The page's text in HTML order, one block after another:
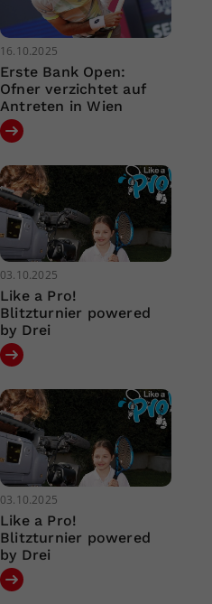
16.10.2025
Erste Bank Open:
Ofner verzichtet auf
Antreten in Wien
03.10.2025
Like a Pro!
Blitzturnier powered
by Drei
03.10.2025
Like a Pro!
Blitzturnier powered
by Drei